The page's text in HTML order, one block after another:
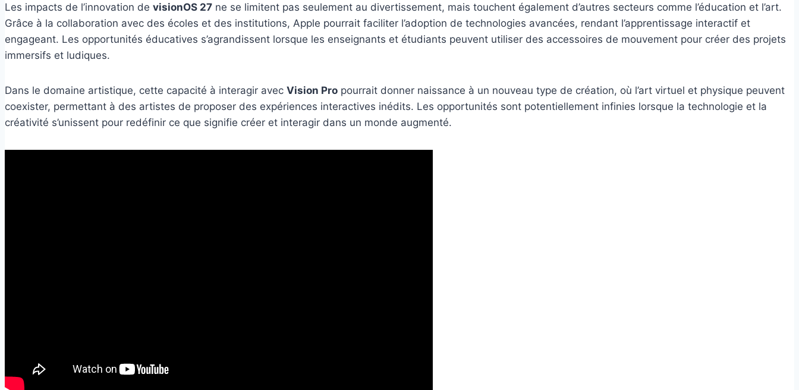
Les impacts de l’innovation de visionOS 27 ne se limitent pas seulement au divertissement, mais touchent également d’autres secteurs comme l’éducation et l’art.
Grâce à la collaboration avec des écoles et des institutions, Apple pourrait faciliter l’adoption de technologies avancées, rendant l’apprentissage interactif et
engageant. Les opportunités éducatives s’agrandissent lorsque les enseignants et étudiants peuvent utiliser des accessoires de mouvement pour créer des projets
immersifs et ludiques.
Dans le domaine artistique, cette capacité à interagir avec Vision Pro pourrait donner naissance à un nouveau type de création, où l’art virtuel et physique peuvent
coexister, permettant à des artistes de proposer des expériences interactives inédits. Les opportunités sont potentiellement infinies lorsque la technologie et la
créativité s’unissent pour redéfinir ce que signifie créer et interagir dans un monde augmenté.